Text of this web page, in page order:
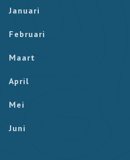
Januari
Februari
Maart
April
Mei
Juni